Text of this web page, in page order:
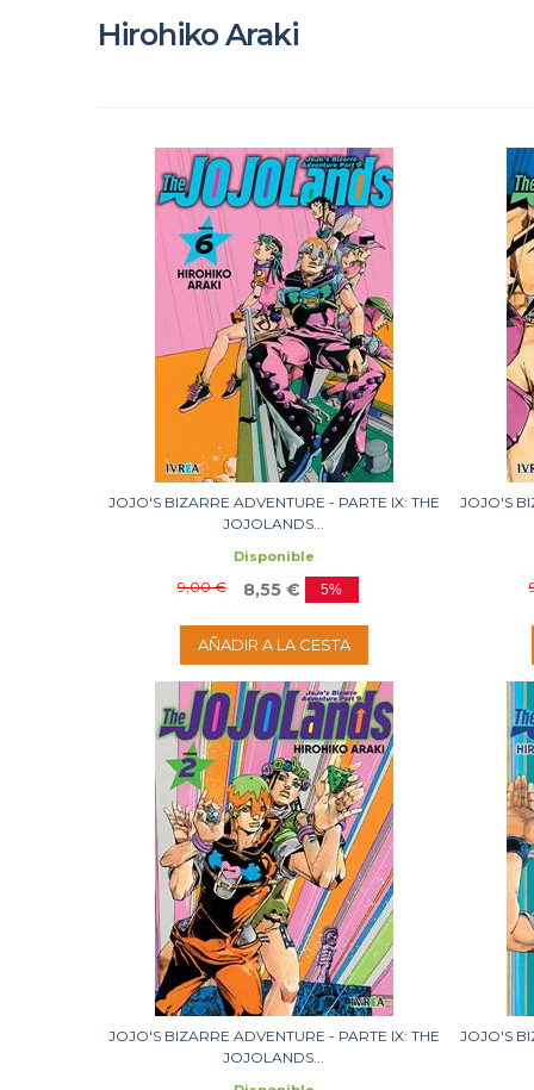
Hirohiko Araki
JOJO'S BIZARRE ADVENTURE - PARTE IX: THE
JOJOLANDS...
Disponible
9,00 € 8,55 € 5%
AÑADIR A LA CESTA
JOJO'S
JOJO'S BIZARRE ADVENTURE - PARTE IX: THE
JOJOLANDS...
JOJO'S